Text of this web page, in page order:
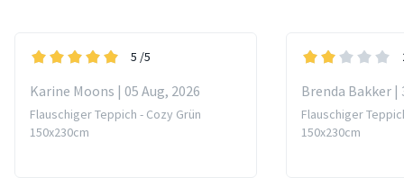
5 /5
Karine Moons | 05 Aug, 2026
Flauschiger Teppich - Cozy Grün
150x230cm
Brenda Bakker |
Flauschiger
150x230cm